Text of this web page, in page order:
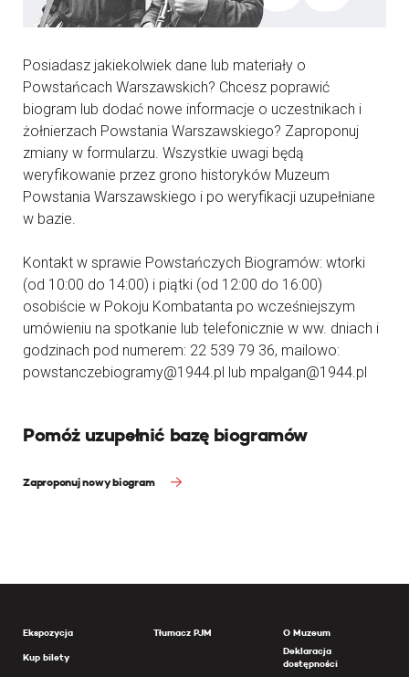
Posiadasz jakiekolwiek dane lub materiały o
Powstańcach Warszawskich? Chcesz poprawić
biogram lub dodać nowe informacje o uczestnikach i
żołnierzach Powstania Warszawskiego? Zaproponuj
zmiany w formularzu. Wszystkie uwagi będą
weryfikowanie przez grono historyków Muzeum
Powstania Warszawskiego i po weryfikacji uzupełniane
w bazie.
Kontakt w sprawie Powstańczych Biogramów: wtorki
(od 10:00 do 14:00) i piątki (od 12:00 do 16:00)
osobiście w Pokoju Kombatanta po wcześniejszym
umówieniu na spotkanie lub telefonicznie w ww. dniach i
godzinach pod numerem: 22 539 79 36, mailowo:
powstanczebiogramy@1944.pl lub mpalgan@1944.pl
Pomóż uzupełnić bazę biogramów
Zaproponuj nowy biogram
Ekspozycja
Kup bilety
Tłumacz PJM
O Muzeum
Deklaracja
dostępności